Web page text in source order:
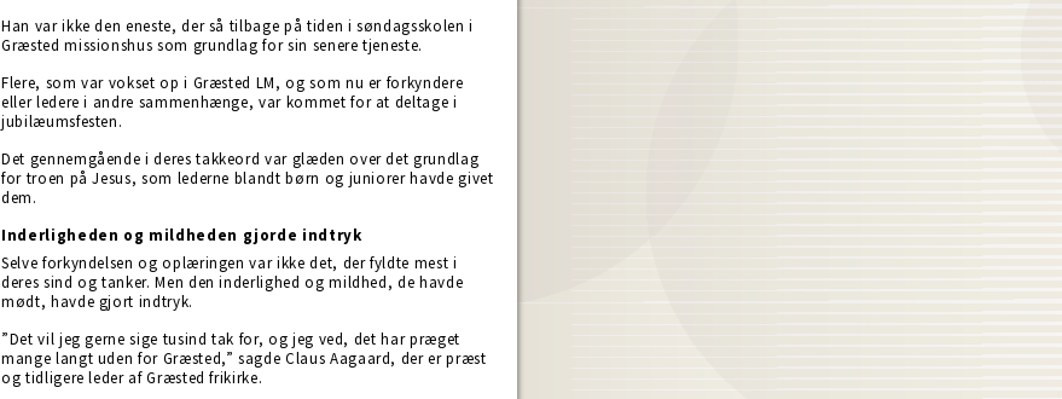
Han var ikke den eneste, der så tilbage på tiden i søndagsskolen i
Græsted missionshus som grundlag for sin senere tjeneste.
Flere, som var vokset op i Græsted LM, og som nu er forkyndere
eller ledere i andre sammenhænge, var kommet for at deltage i
jubilæumsfesten.
Det gennemgående i deres takkeord var glæden over det grundlag
for troen på Jesus, som lederne blandt børn og juniorer havde givet
dem.
Inderligheden og mildheden gjorde indtryk
Selve forkyndelsen og oplæringen var ikke det, der fyldte mest i
deres sind og tanker. Men den inderlighed og mildhed, de havde
mødt, havde gjort indtryk.
”Det vil jeg gerne sige tusind tak for, og jeg ved, det har præget
mange langt uden for Græsted,” sagde Claus Aagaard, der er præst
og tidligere leder af Græsted frikirke.